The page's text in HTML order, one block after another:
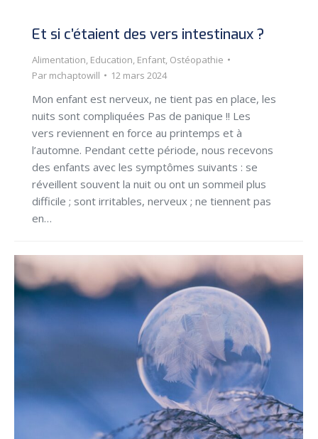
Et si c’étaient des vers intestinaux ?
Alimentation Education Enfant Ostéopathie
Par mchaptowill 12 mars 2024
Mon enfant est nerveux, ne tient pas en place, les
nuits sont compliquées Pas de panique !! Les
vers reviennent en force au printemps et à
l’automne. Pendant cette période, nous recevons
des enfants avec les symptômes suivants : se
réveillent souvent la nuit ou ont un sommeil plus
difficile ; sont irritables, nerveux ; ne tiennent pas
en…